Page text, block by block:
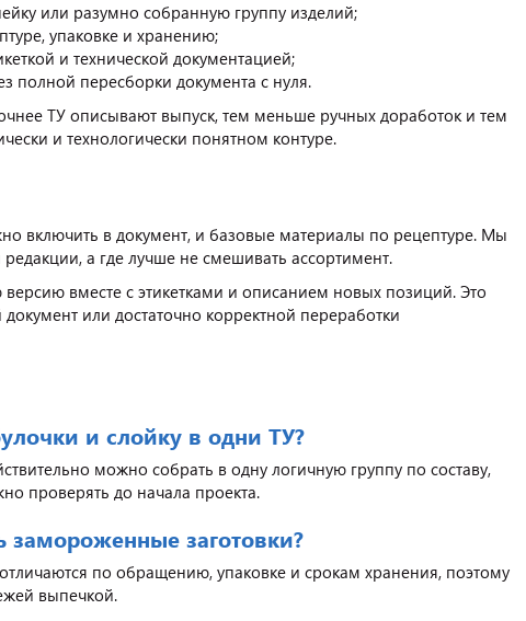
или разумно собранную группу изделий;
упаковке и хранению;
и технической документацией;
полной пересборки документа с нуля.
ТУ описывают выпуск, тем меньше ручных доработок и тем
и технологически понятном контуре.
включить в документ, и базовые материалы по рецептуре. Мы
а где лучше не смешивать ассортимент.
вместе с этикетками и описанием новых позиций. Это
или достаточно корректной переработки
и слойку в одни ТУ?
можно собрать в одну логичную группу по составу,
проверять до начала проекта.
заготовки?
по обращению, упаковке и срокам хранения, поэтому
выпечкой.